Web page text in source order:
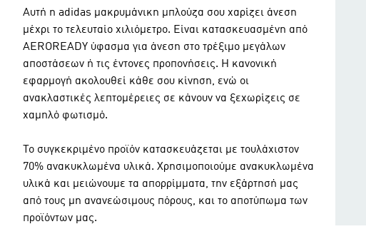
Αυτή η adidas μακρυμάνικη μπλούζα σου χαρίζει άνεση
μέχρι το τελευταίο χιλιόμετρο. Είναι κατασκευασμένη από
AEROREADY ύφασμα για άνεση στο τρέξιμο μεγάλων
αποστάσεων ή τις έντονες προπονήσεις. Η κανονική
εφαρμογή ακολουθεί κάθε σου κίνηση, ενώ οι
ανακλαστικές λεπτομέρειες σε κάνουν να ξεχωρίζεις σε
χαμηλό φωτισμό.
Το συγκεκριμένο προϊόν κατασκευάζεται με τουλάχιστον
70% ανακυκλωμένα υλικά. Χρησιμοποιούμε ανακυκλωμένα
υλικά και μειώνουμε τα απορρίμματα, την εξάρτησή μας
από τους μη ανανεώσιμους πόρους, και το αποτύπωμα των
προϊόντων μας.